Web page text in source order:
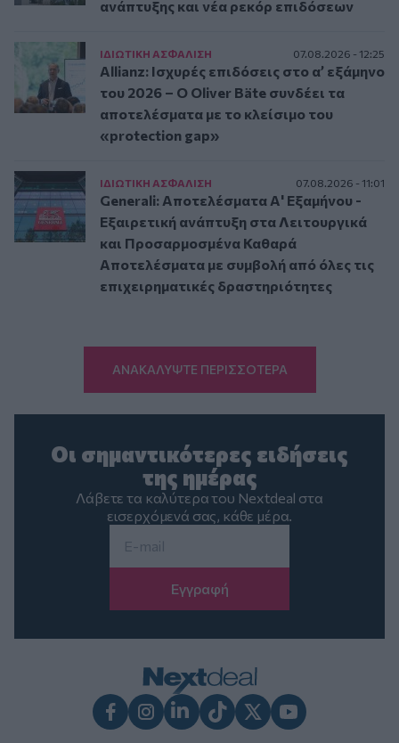
ανάπτυξης και νέα ρεκόρ επιδόσεων
ΙΔΙΩΤΙΚΗ ΑΣΦAΛΙΣΗ 07.08.2026 - 12:25
Allianz: Ισχυρές επιδόσεις στο α’ εξάμηνο
του 2026 – Ο Oliver Bäte συνδέει τα
αποτελέσματα με το κλείσιμο του
«protection gap»
ΙΔΙΩΤΙΚΗ ΑΣΦAΛΙΣΗ 07.08.2026 - 11:01
Generali: Αποτελέσματα Α' Εξαμήνου -
Εξαιρετική ανάπτυξη στα Λειτουργικά
και Προσαρμοσμένα Καθαρά
Αποτελέσματα με συμβολή από όλες τις
επιχειρηματικές δραστηριότητες
ΑΝΑΚΑΛΥΨΤΕ ΠΕΡΙΣΣΟΤΕΡΑ
Οι σημαντικότερες ειδήσεις
της ημέρας
Λάβετε τα καλύτερα του Nextdeal στα
εισερχόμενά σας, κάθε μέρα.